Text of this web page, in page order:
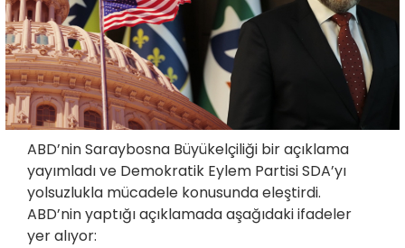
ABD’nin Saraybosna Büyükelçiliği bir açıklama
yayımladı ve Demokratik Eylem Partisi SDA’yı
yolsuzlukla mücadele konusunda eleştirdi.
ABD’nin yaptığı açıklamada aşağıdaki ifadeler
yer alıyor: